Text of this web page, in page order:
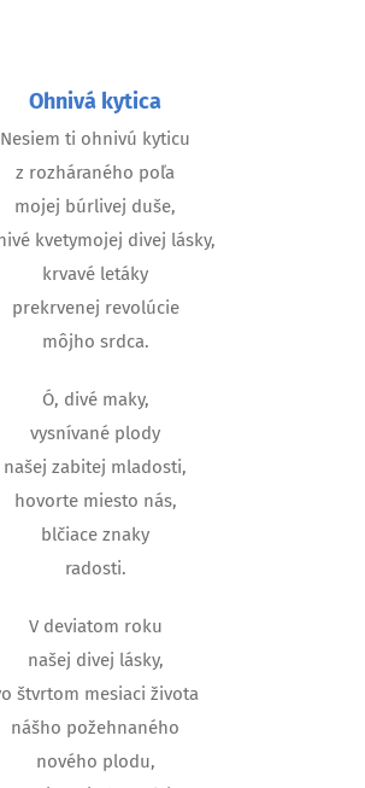
Ohnivá kytica
Nesiem ti ohnivú kyticu
z rozháraného poľa
mojej búrlivej duše,
kvetymojej divej lásky,
krvavé letáky
prekrvenej revolúcie
môjho srdca.
Ó, divé maky,
vysnívané plody
našej zabitej mladosti,
hovorte miesto nás,
blčiace znaky
radosti.
V deviatom roku
našej divej lásky,
štvrtom mesiaci života
nášho požehnaného
nového plodu,